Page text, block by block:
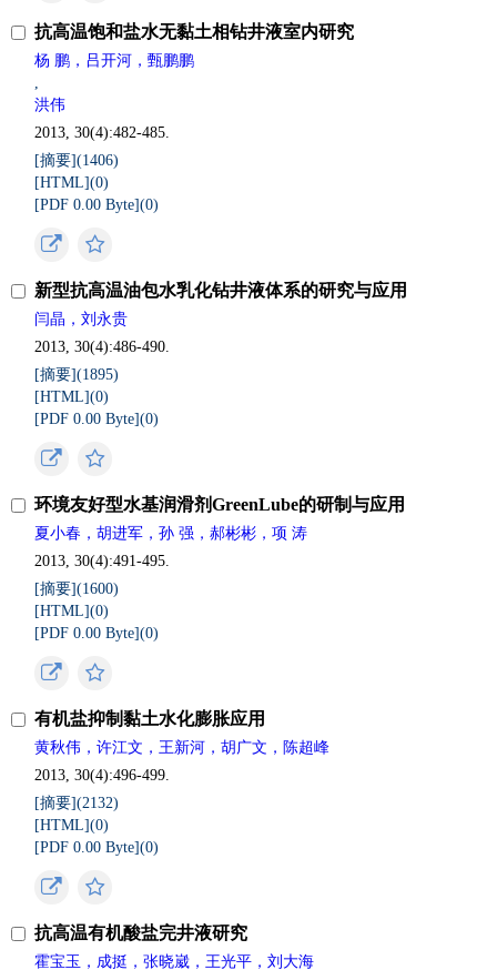
抗高温饱和盐水无黏土相钻井液室内研究
杨 鹏，吕开河，甄鹏鹏
,
洪伟
2013, 30(4):482-485.
[摘要](1406)
[HTML](0)
[PDF 0.00 Byte](0)
新型抗高温油包水乳化钻井液体系的研究与应用
闫晶，刘永贵
2013, 30(4):486-490.
[摘要](1895)
[HTML](0)
[PDF 0.00 Byte](0)
环境友好型水基润滑剂GreenLube的研制与应用
夏小春，胡进军，孙 强，郝彬彬，项 涛
2013, 30(4):491-495.
[摘要](1600)
[HTML](0)
[PDF 0.00 Byte](0)
有机盐抑制黏土水化膨胀应用
黄秋伟，许江文，王新河，胡广文，陈超峰
2013, 30(4):496-499.
[摘要](2132)
[HTML](0)
[PDF 0.00 Byte](0)
抗高温有机酸盐完井液研究
霍宝玉，成挺，张晓崴，王光平，刘大海